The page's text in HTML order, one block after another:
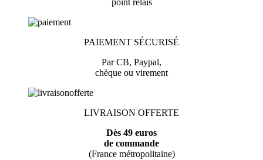
point relais
PAIEMENT SÉCURISÉ
Par CB, Paypal,
chèque ou virement
LIVRAISON OFFERTE
Dès 49 euros
de commande
(France métropolitaine)